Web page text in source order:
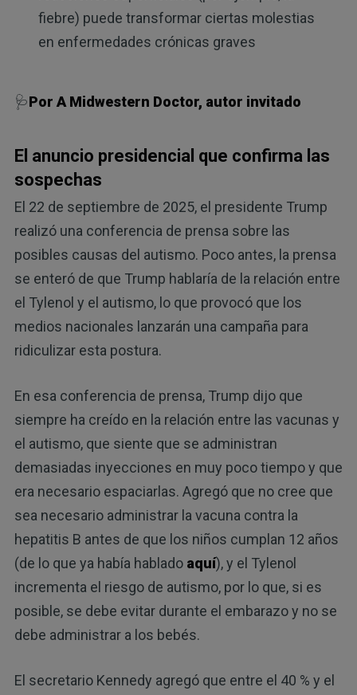
fiebre) puede transformar ciertas molestias
en enfermedades crónicas graves
🩺Por A Midwestern Doctor, autor invitado
El anuncio presidencial que confirma las
sospechas
El 22 de septiembre de 2025, el presidente Trump
realizó una conferencia de prensa sobre las
posibles causas del autismo. Poco antes, la prensa
se enteró de que Trump hablaría de la relación entre
el Tylenol y el autismo, lo que provocó que los
medios nacionales lanzarán una campaña para
ridiculizar esta postura.
En esa conferencia de prensa, Trump dijo que
siempre ha creído en la relación entre las vacunas y
el autismo, que siente que se administran
demasiadas inyecciones en muy poco tiempo y que
era necesario espaciarlas. Agregó que no cree que
sea necesario administrar la vacuna contra la
hepatitis B antes de que los niños cumplan 12 años
(de lo que ya había hablado aquí), y el Tylenol
incrementa el riesgo de autismo, por lo que, si es
posible, se debe evitar durante el embarazo y no se
debe administrar a los bebés.
El secretario Kennedy agregó que entre el 40 % y el